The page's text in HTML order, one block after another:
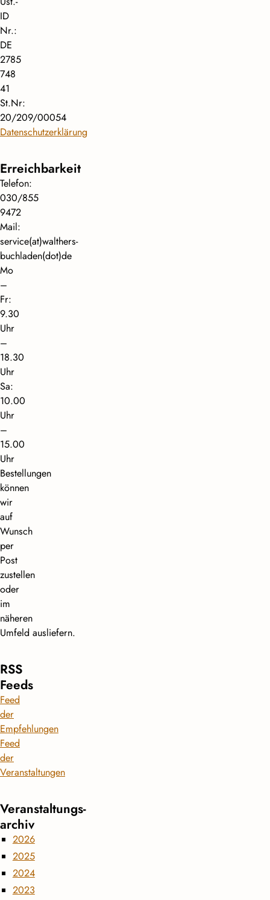
ID
Nr.:
DE
2785
748
41
St.Nr:
20/209/00054
Datenschutzerklärung
Erreichbarkeit
Telefon:
030/855
9472
Mail:
service(at)walthers-
buchladen(dot)de
Mo
–
Fr:
9.30
Uhr
–
18.30
Uhr
Sa:
10.00
Uhr
–
15.00
Uhr
Bestellungen
können
wir
auf
Wunsch
per
Post
zustellen
oder
im
näheren
Umfeld ausliefern.
RSS
Feeds
Feed
der
Empfehlungen
Feed
der
Veranstaltungen
Veranstaltungs­
archiv
2026
2025
2024
2023